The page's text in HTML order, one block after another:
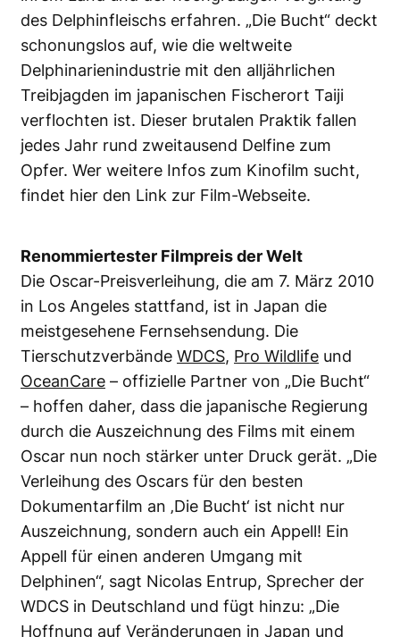
des Delphinfleischs erfahren. „Die Bucht“ deckt
schonungslos auf, wie die weltweite
Delphinarienindustrie mit den alljährlichen
Treibjagden im japanischen Fischerort Taiji
verflochten ist. Dieser brutalen Praktik fallen
jedes Jahr rund zweitausend Delfine zum
Opfer. Wer weitere Infos zum Kinofilm sucht,
findet hier den Link zur Film-Webseite.
Renommiertester Filmpreis der Welt
Die Oscar-Preisverleihung, die am 7. März 2010
in Los Angeles stattfand, ist in Japan die
meistgesehene Fernsehsendung. Die
Tierschutzverbände WDCS, Pro Wildlife und
OceanCare – offizielle Partner von „Die Bucht“
– hoffen daher, dass die japanische Regierung
durch die Auszeichnung des Films mit einem
Oscar nun noch stärker unter Druck gerät. „Die
Verleihung des Oscars für den besten
Dokumentarfilm an ‚Die Bucht‘ ist nicht nur
Auszeichnung, sondern auch ein Appell! Ein
Appell für einen anderen Umgang mit
Delphinen“, sagt Nicolas Entrup, Sprecher der
WDCS in Deutschland und fügt hinzu: „Die
Hoffnung auf Veränderungen in Japan und